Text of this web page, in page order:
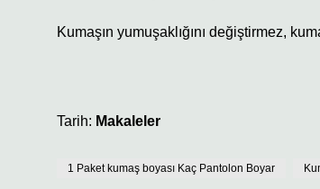
Kumaşın yumuşaklığını değiştirmez,
Tarih: Makaleler
1 Paket kumaş boyası Kaç Pantolon Boyar